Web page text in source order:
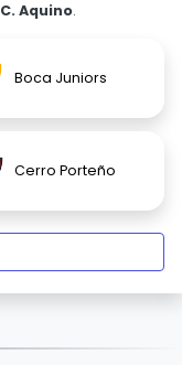
C. Aquino.
Boca Juniors
Cerro Porteño